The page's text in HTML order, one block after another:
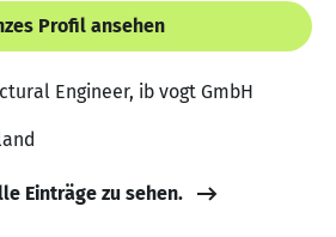
Profil ansehen
Engineer, ib vogt GmbH
Einträge zu sehen.